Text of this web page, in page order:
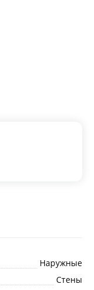
Наружные
Стены